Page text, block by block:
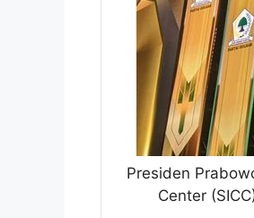
Presiden
Center